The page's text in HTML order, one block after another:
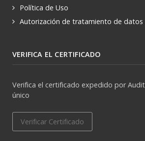
Política de Uso
Autorización de tratamiento de datos
VERIFICA EL CERTIFICADO
Verifica el certificado expedido por
único
Verificar Certificado